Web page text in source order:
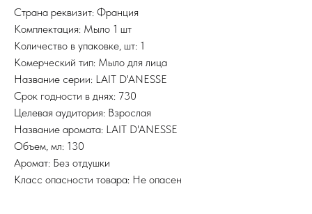
Страна реквизит: Франция
Комплектация: Мыло 1 шт
Количество в упаковке, шт: 1
Комерческий тип: Мыло для лица
Название серии: LAIT D'ANESSE
Срок годности в днях: 730
Целевая аудитория: Взрослая
Название аромата: LAIT D'ANESSE
Объем, мл: 130
Аромат: Без отдушки
Класс опасности товара: Не опасен